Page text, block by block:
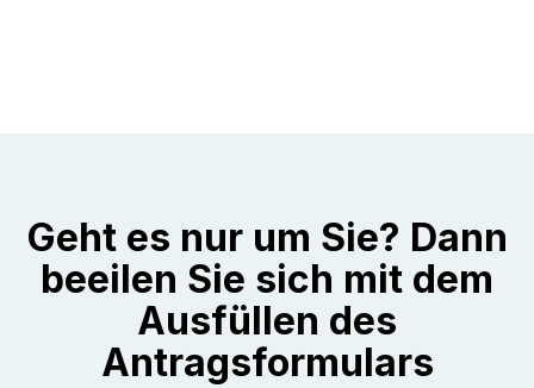
Geht es nur um Sie? Dann
beeilen Sie sich mit dem
Ausfüllen des
Antragsformulars